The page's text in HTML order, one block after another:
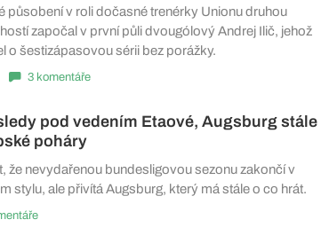
působení v roli dočasné trenérky Unionu druhou
započal v první půli dvougólový Andrej Ilič, jehož
o šestizápasovou sérii bez porážky.
3 komentáře
pod vedením Etaové, Augsburg stále
poháry
že nevydařenou bundesligovou sezonu zakončí v
stylu, ale přivítá Augsburg, který má stále o co hrát.